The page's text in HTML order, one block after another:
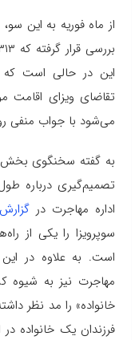
تقاضای ویزای اقامت
می‌شود با جواب منفی
به گفته سخنگوی بخش
تصمیم‌گیری درباره
اداره مهاجرت در
سوپرویزا را یکی از
است. به علاوه در
مهاجرت نیز به شیوه
خانواده» را مد نظر
فرزندان یک خانواده